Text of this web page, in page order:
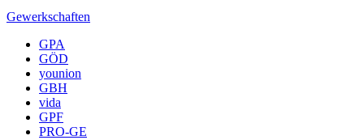
Gewerkschaften
GPA
GÖD
younion
GBH
vida
GPF
PRO-GE